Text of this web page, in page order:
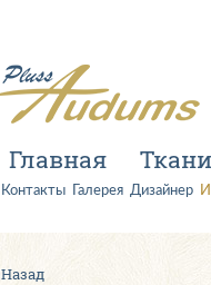
Главная Ткани
Контакты Галерея Дизайнер
Назад